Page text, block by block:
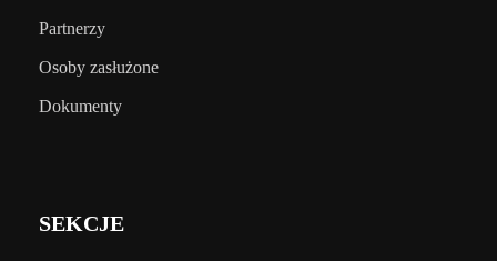
Partnerzy
Osoby zasłużone
Dokumenty
SEKCJE